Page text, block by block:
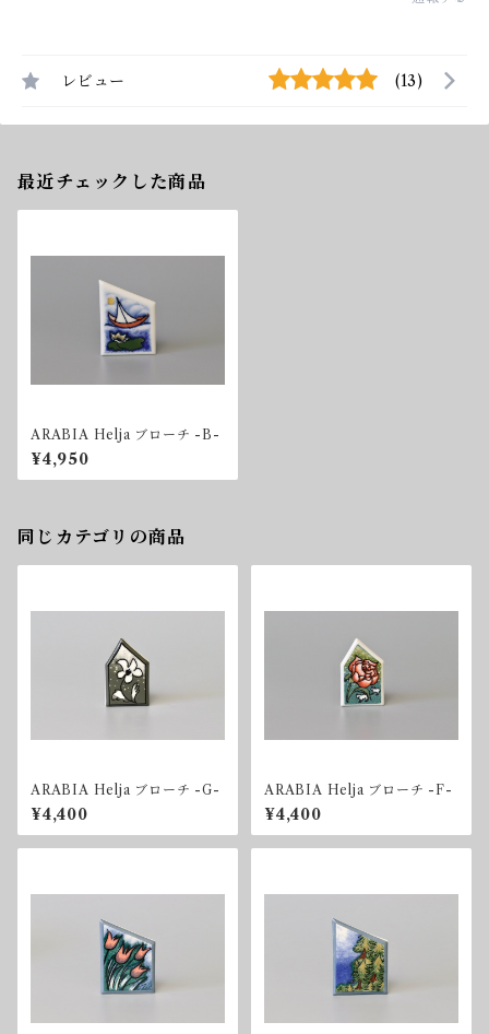
レビュー (13)
最近チェックした商品
ARABIA Helja ブローチ -B-
¥4,950
同じカテゴリの商品
ARABIA Helja ブローチ -G-
¥4,400
ARABIA Helja ブローチ -F-
¥4,400